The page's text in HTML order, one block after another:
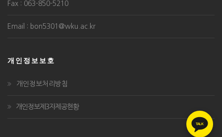
Fax : 063-850-5210
Email : bon5301@wku.ac.kr
개인정보보호
개인정보처리방침
개인정보제3자제공현황
TALK